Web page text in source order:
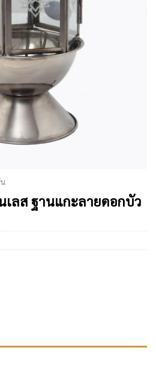
ลส ฐานแกะลายดอกบัว